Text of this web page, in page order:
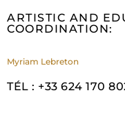
ARTISTIC AND
COORDINATION:
Myriam Lebreton
TÉL : +33 624 170